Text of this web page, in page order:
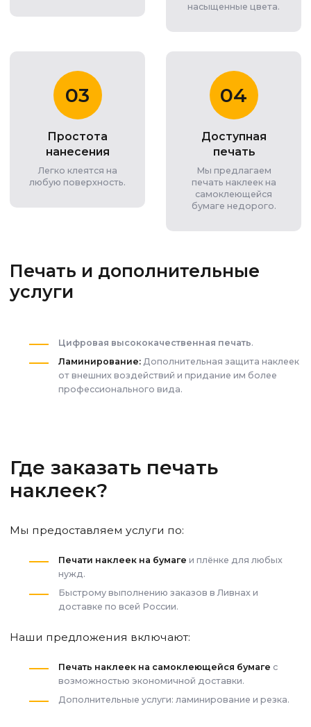
насыщенные цвета.
03
Простота
нанесения
Легко клеятся на
любую поверхность.
04
Доступная
печать
Мы предлагаем
печать наклеек на
самоклеющейся
бумаге недорого.
Печать и дополнительные
услуги
Цифровая высококачественная печать.
Ламинирование: Дополнительная защита наклеек
от внешних воздействий и придание им более
профессионального вида.
Где заказать печать
наклеек?
Мы предоставляем услуги по:
Печати наклеек на бумаге и плёнке для любых
нужд.
Быстрому выполнению заказов в Ливнах и
доставке по всей России.
Наши предложения включают:
Печать наклеек на самоклеющейся бумаге с
возможностью экономичной доставки.
Дополнительные услуги: ламинирование и резка.